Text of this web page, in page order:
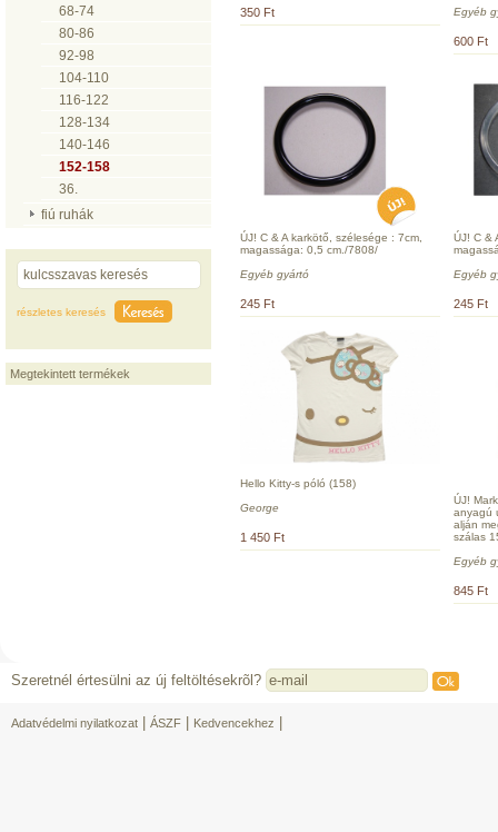
68-74
80-86
92-98
104-110
116-122
128-134
140-146
152-158
36.
fiú ruhák
részletes keresés
Megtekintett termékek
350 Ft
Egyéb
600 Ft
ÚJ! C & A karkötő, szélesége : 7cm,
magassága: 0,5 cm./7808/
Egyéb gyártó
245 Ft
ÚJ! C &
Egyéb
245 Ft
Hello Kitty-s póló (158)
George
1 450 Ft
ÚJ!
anyagú
alján
szálas
Egyéb
845 Ft
Szeretnél értesülni az új feltöltésekrõl?
Adatvédelmi nyilatkozat ÁSZF Kedvencekhez